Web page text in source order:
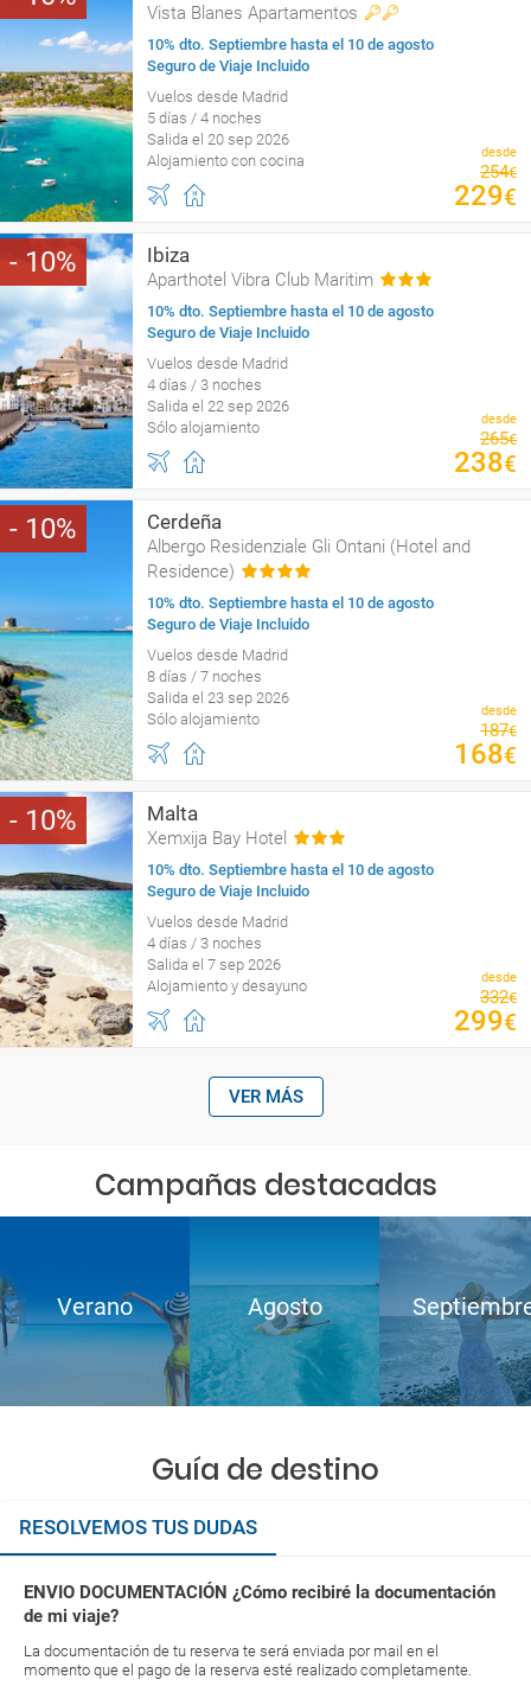
Vista Blanes Apartamentos
10% dto. Septiembre hasta el 10 de agosto
Seguro de Viaje Incluido
Vuelos desde Madrid
5 días / 4 noches
Salida el 20 sep 2026
Alojamiento con cocina
desde
254€
229€
10 Ibiza
Aparthotel Vibra Club Maritim
10% dto. Septiembre hasta el 10 de agosto
Seguro de Viaje Incluido
Vuelos desde Madrid
4 días / 3 noches
Salida el 22 sep 2026
Sólo alojamiento
desde
265€
238€
10 Cerdeña
Albergo Residenziale Gli Ontani (Hotel and
Residence)
10% dto. Septiembre hasta el 10 de agosto
Seguro de Viaje Incluido
Vuelos desde Madrid
8 días / 7 noches
Salida el 23 sep 2026
Sólo alojamiento
desde
187€
168€
10 Malta
Xemxija Bay Hotel
10% dto. Septiembre hasta el 10 de agosto
Seguro de Viaje Incluido
Vuelos desde Madrid
4 días / 3 noches
Salida el 7 sep 2026
Alojamiento y desayuno
desde
332€
299€
VER MÁS
Campañas destacadas
Verano Agosto
Guía de destino
RESOLVEMOS TUS DUDAS
ENVIO DOCUMENTACIÓN ¿Cómo recibiré la documentación
de mi viaje?
La documentación de tu reserva te será enviada por mail en el
momento que el pago de la reserva esté realizado completamente.